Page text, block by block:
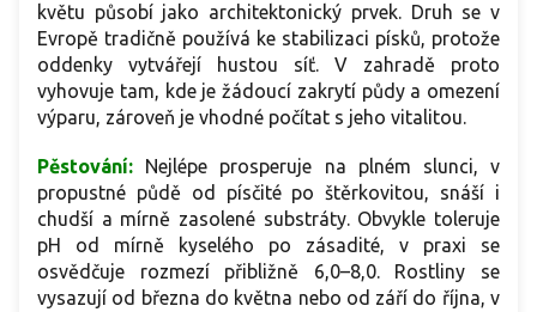
květu působí jako architektonický prvek. Druh se v
Evropě tradičně používá ke stabilizaci písků, protože
oddenky vytvářejí hustou síť. V zahradě proto
vyhovuje tam, kde je žádoucí zakrytí půdy a omezení
výparu, zároveň je vhodné počítat s jeho vitalitou.
Pěstování: Nejlépe prosperuje na plném slunci, v
propustné půdě od písčité po štěrkovitou, snáší i
chudší a mírně zasolené substráty. Obvykle toleruje
pH od mírně kyselého po zásadité, v praxi se
osvědčuje rozmezí přibližně 6,0–8,0. Rostliny se
vysazují od března do května nebo od září do října, v